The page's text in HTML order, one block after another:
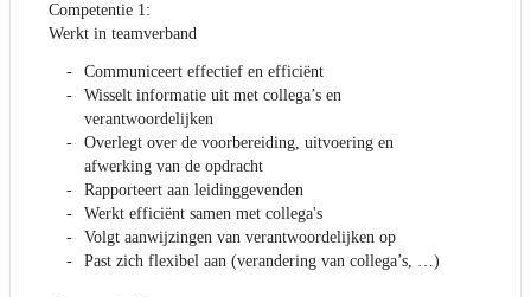
Competentie 1:
Werkt in teamverband
Communiceert effectief en efficiënt
Wisselt informatie uit met collega’s en
verantwoordelijken
Overlegt over de voorbereiding, uitvoering en
afwerking van de opdracht
Rapporteert aan leidinggevenden
Werkt efficiënt samen met collega's
Volgt aanwijzingen van verantwoordelijken op
Past zich flexibel aan (verandering van collega’s, …)